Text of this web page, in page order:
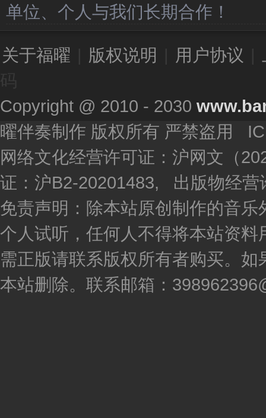
单位、个人与我们长期合作！
关于福曜 版权说明 用户协议
Copyright @ 2010 - 2030
曜伴奏制作 版权所有 严禁盗用
网络文化经营许可证：沪网文（
证：沪B2-20201483, 出版物经营
免责声明：除本站原创制作的音
个人试听，任何人不得将本站资
需正版请联系版权所有者购买。
本站删除。联系邮箱：